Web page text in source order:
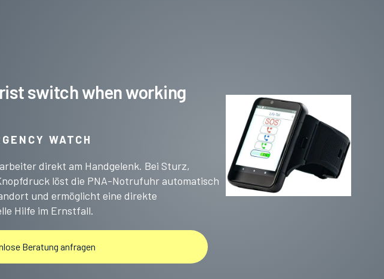
switch when working
WATCH
direkt am Handgelenk. Bei Sturz,
löst die PNA-Notrufuhr automatisch
und ermöglicht eine direkte
Hilfe im Ernstfall.
Beratung anfragen